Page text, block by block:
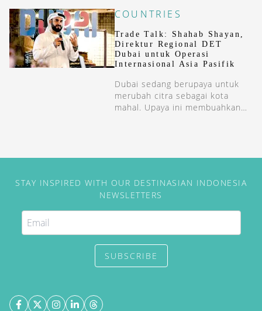
satunya di Swiss.
COUNTRIES
Trade Talk: Shahab Shayan,
Direktur Regional DET
Dubai untuk Operasi
Internasional Asia Pasifik
Dubai sedang berupaya untuk
merubah citra sebagai kota
mahal. Upaya ini membuahkan
STAY INSPIRED WITH OUR DESTINASIAN INDONESIA
NEWSLETTERS
SUBSCRIBE